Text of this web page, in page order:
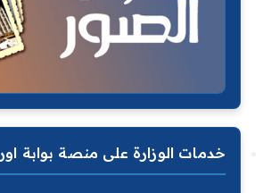
خدمات الوزارة على منصة بوابة اور